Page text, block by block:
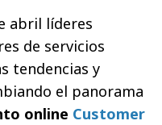
abril líderes
de servicios
tendencias y
el panorama
online Customer